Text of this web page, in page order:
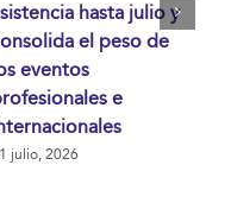
hasta julio y
el peso de
eventos
e
julio, 2026